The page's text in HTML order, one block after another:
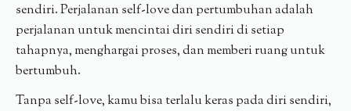
sendiri. Perjalanan self-love dan pertumbuhan adalah
perjalanan untuk mencintai diri sendiri di setiap
tahapnya, menghargai proses, dan memberi ruang untuk
bertumbuh.
Tanpa self-love, kamu bisa terlalu keras pada diri sendiri,